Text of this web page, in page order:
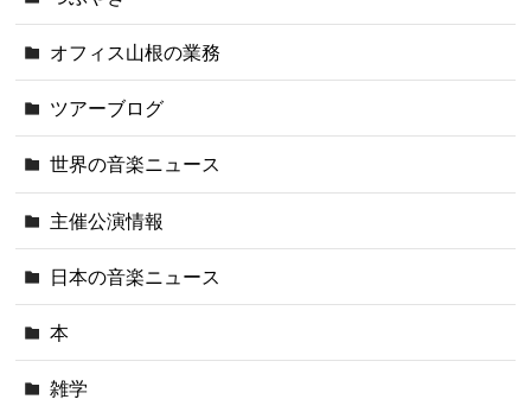
オフィス山根の業務
ツアーブログ
世界の音楽ニュース
主催公演情報
日本の音楽ニュース
本
雑学